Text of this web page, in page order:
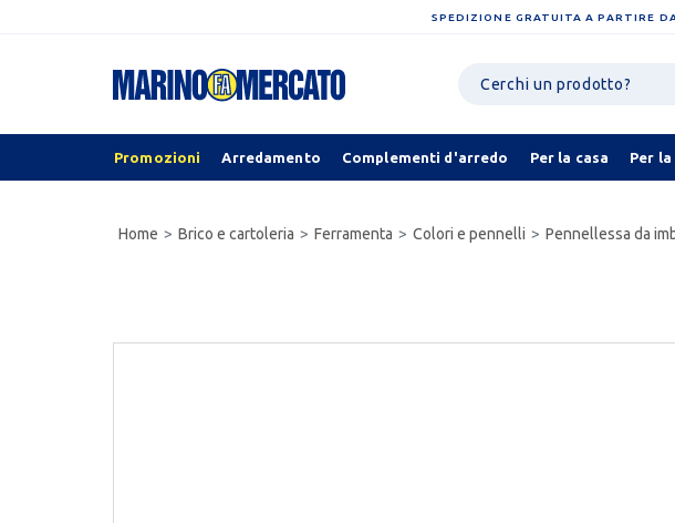
SPEDIZIONE GRATUITA A PARTIRE
Promozioni Arredamento Complementi d'arredo Per la casa Per
Home Brico e cartoleria Ferramenta Colori e pennelli Pennellessa da